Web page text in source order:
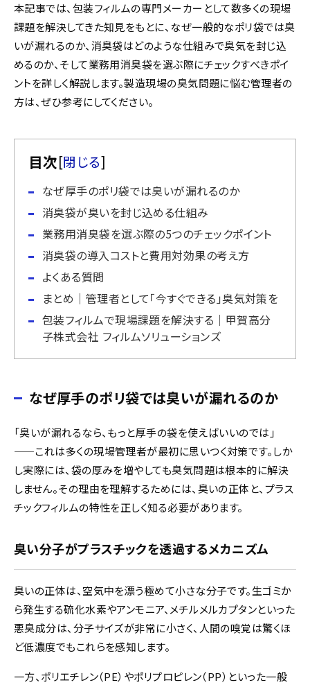
本記事では、包装フィルムの専門メーカーとして数多くの現場
課題を解決してきた知見をもとに、なぜ一般的なポリ袋では臭
いが漏れるのか、消臭袋はどのような仕組みで臭気を封じ込
めるのか、そして業務用消臭袋を選ぶ際にチェックすべきポイ
ントを詳しく解説します。製造現場の臭気問題に悩む管理者の
方は、ぜひ参考にしてください。
目次[閉じる]
なぜ厚手のポリ袋では臭いが漏れるのか
消臭袋が臭いを封じ込める仕組み
業務用消臭袋を選ぶ際の5つのチェックポイント
消臭袋の導入コストと費用対効果の考え方
よくある質問
まとめ｜管理者として「今すぐできる」臭気対策を
包装フィルムで現場課題を解決する｜甲賀高分
子株式会社 フィルムソリューションズ
なぜ厚手のポリ袋では臭いが漏れるのか
「臭いが漏れるなら、もっと厚手の袋を使えばいいのでは」
——これは多くの現場管理者が最初に思いつく対策です。しか
し実際には、袋の厚みを増やしても臭気問題は根本的に解決
しません。その理由を理解するためには、臭いの正体と、プラス
チックフィルムの特性を正しく知る必要があります。
臭い分子がプラスチックを透過するメカニズム
臭いの正体は、空気中を漂う極めて小さな分子です。生ゴミか
ら発生する硫化水素やアンモニア、メチルメルカプタンといった
悪臭成分は、分子サイズが非常に小さく、人間の嗅覚は驚くほ
ど低濃度でもこれらを感知します。
一方、ポリエチレン（PE）やポリプロピレン（PP）といった一般